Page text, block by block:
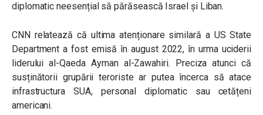
diplomatic neesențial să părăsească Israel și Liban.
CNN relatează că ultima atenționare similară a US State
Department a fost emisă în august 2022, în urma uciderii
liderului al-Qaeda Ayman al-Zawahiri. Preciza atunci că
susținătorii grupării teroriste ar putea încerca să atace
infrastructura SUA, personal diplomatic sau cetățeni
americani.